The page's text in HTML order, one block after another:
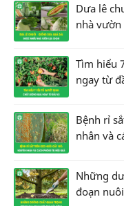
Dưa lê
nhà
Tìm hiểu
ngay từ
Bệnh rỉ
nhân và
Những
đoạn